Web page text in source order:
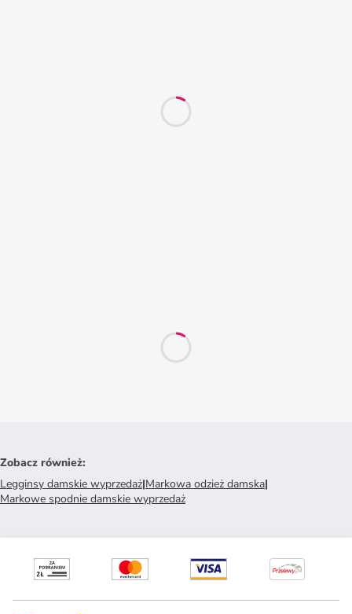
Zobacz również:
Legginsy damskie wyprzedaż|Markowa odzież damska|
Markowe spodnie damskie wyprzedaż